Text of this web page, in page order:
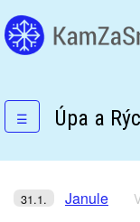
☰ Úpa a
31.1. Janule